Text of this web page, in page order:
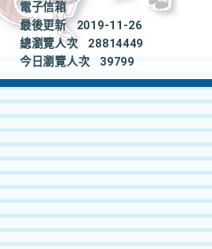
電子信箱
最後更新
2019-11-26
總瀏覽人次
28814449
今日瀏覽人次
39799